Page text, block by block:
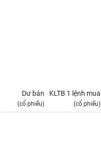
Dư bán
(cổ phiếu)
KLTB 1 lệnh mua
(cổ phiếu)